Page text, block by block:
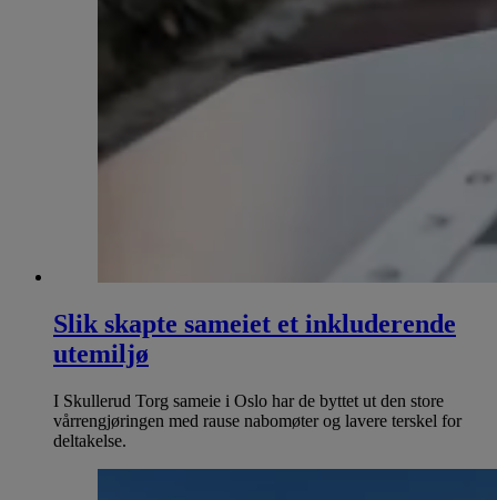
Slik skapte sameiet et inkluderende
utemiljø
I Skullerud Torg sameie i Oslo har de byttet ut den store
vårrengjøringen med rause nabomøter og lavere terskel for
deltakelse.